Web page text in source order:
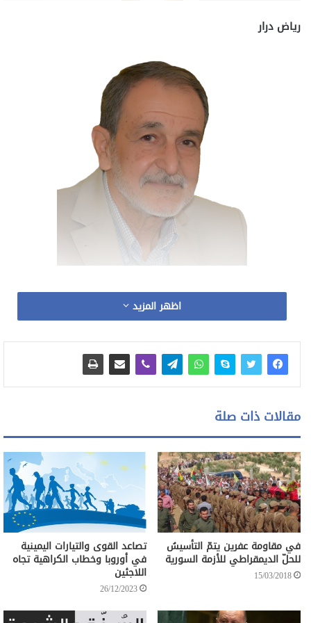
رياض درار
رياض درار
تتكررُ مقولةُ العيش المشترك، ولم نجد لها أكثرَ من مدلولٍ رغبوي
الديانات والطوائف والاثنيات والمذاهب؛ ولكنها عملياً تخفي واقعاً
مريراً يسعى معسول الكلام للتغطية عليه بمديحٍ مفتعل للعلاقات
بين هذه التنويعات الاجتماعية؛ مع التمثل ببعض قصص وروايات
تحاول إضفاء مسحةٍ تاريخية على هذه العلاقات لجعلها مثلاً يمكن
أن تستمرَ الحياةُ على هديه ومنواله.
إن الناسَ تنتمي، ولكن الحياة لا تستمرّ بمجرد الانتماء، فالدينُ ليس
اظهر المزيد
مقالات ذات صلة
في مقاومة عفرين يتمّ التأسيسُ
للحلّ الديمقراطي للأزمة السورية
15/03/2018
تصاعد القوى والتيارات اليمينية
في أوروبا وخطاب الكراهية تجاه
اللاجئين
26/12/2023